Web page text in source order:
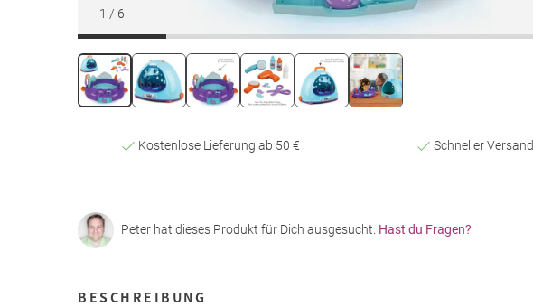
1 / 6
Kostenlose Lieferung ab 50 € Schneller Versand
Peter hat dieses Produkt für Dich ausgesucht. Hast du Fragen?
BESCHREIBUNG